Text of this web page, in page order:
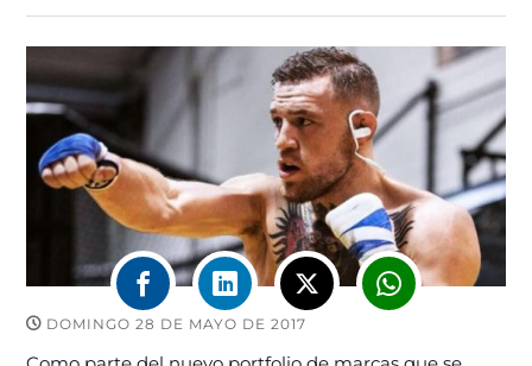
DOMINGO 28 DE MAYO DE 2017